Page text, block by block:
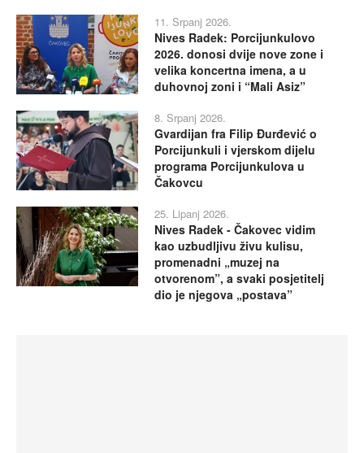
11. Srpanj 2026.
Nives Radek: Porcijunkulovo
2026. donosi dvije nove zone i
velika koncertna imena, a u
duhovnoj zoni i “Mali Asiz”
8. Srpanj 2026.
Gvardijan fra Filip Đurđević o
Porcijunkuli i vjerskom dijelu
programa Porcijunkulova u
Čakovcu
25. Lipanj 2026.
Nives Radek - Čakovec vidim
kao uzbudljivu živu kulisu,
promenadni „muzej na
otvorenom”, a svaki posjetitelj
dio je njegova „postava”